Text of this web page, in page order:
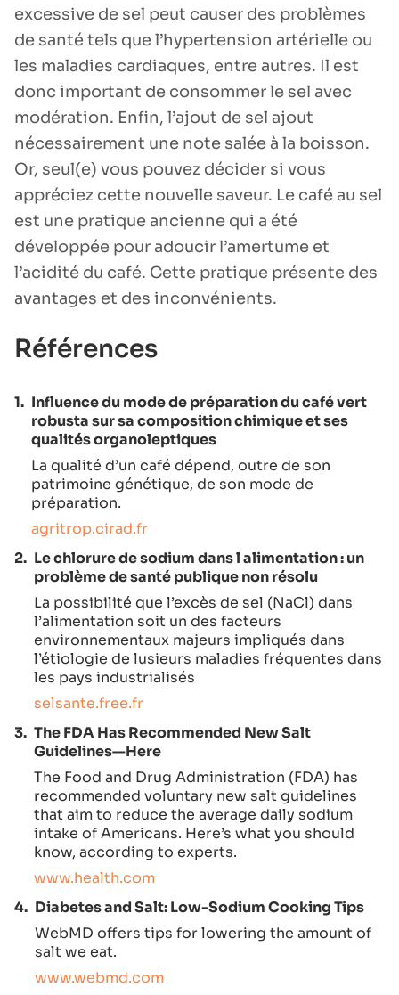
excessive de sel peut causer des problèmes
de santé tels que l’hypertension artérielle ou
les maladies cardiaques, entre autres. Il est
donc important de consommer le sel avec
modération. Enfin, l’ajout de sel ajout
nécessairement une note salée à la boisson.
Or, seul(e) vous pouvez décider si vous
appréciez cette nouvelle saveur. Le café au sel
est une pratique ancienne qui a été
développée pour adoucir l’amertume et
l’acidité du café. Cette pratique présente des
avantages et des inconvénients.
Références
1. Influence du mode de préparation du café vert
robusta sur sa composition chimique et ses
qualités organoleptiques
La qualité d’un café dépend, outre de son
patrimoine génétique, de son mode de
préparation.
agritrop.cirad.fr
2. Le chlorure de sodium dans l alimentation : un
problème de santé publique non résolu
La possibilité que l’excès de sel (NaCl) dans
l’alimentation soit un des facteurs
environnementaux majeurs impliqués dans
l’étiologie de lusieurs maladies fréquentes dans
les pays industrialisés
selsante.free.fr
3. The FDA Has Recommended New Salt
Guidelines—Here
The Food and Drug Administration (FDA) has
recommended voluntary new salt guidelines
that aim to reduce the average daily sodium
intake of Americans. Here’s what you should
know, according to experts.
www.health.com
4. Diabetes and Salt: Low-Sodium Cooking Tips
WebMD offers tips for lowering the amount of
salt we eat.
www.webmd.com